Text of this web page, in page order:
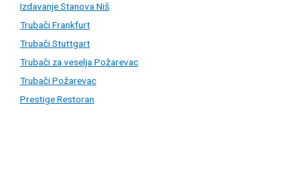
Izdavanje Stanova Niš
Trubači Frankfurt
Trubači Stuttgart
Trubači za veselja Požarevac
Trubači Požarevac
Prestige Restoran